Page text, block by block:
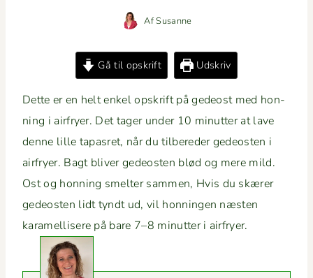
AfSusanne
Gå til opskrift Udskriv
Dette er en helt enkel opskrift på gedeost med hon­
ning i air­fry­er. Det tager under 10 min­ut­ter at lave
denne lille tapas­ret, når du tilbered­er gedeosten i
air­fry­er. Bagt bliv­er gedeosten blød og mere mild.
Ost og hon­ning smelter sam­men, Hvis du skær­er
gedeosten lidt tyn­dt ud, vil hon­nin­gen næsten
karamel­lis­ere på bare 7–8 min­ut­ter i airfryer.